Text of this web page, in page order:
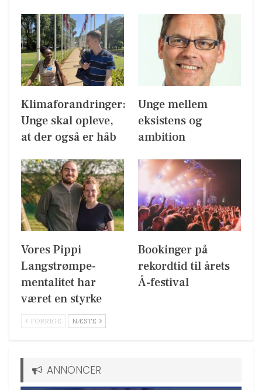
Klimaforandringer:
Unge skal opleve,
at der også er håb
Unge mellem
eksistens og
ambition
Vores Pippi
Langstrømpe-
mentalitet har
været en styrke
Bookinger på
rekordtid til årets
Å-festival
FORRIGE NÆSTE
ANNONCER